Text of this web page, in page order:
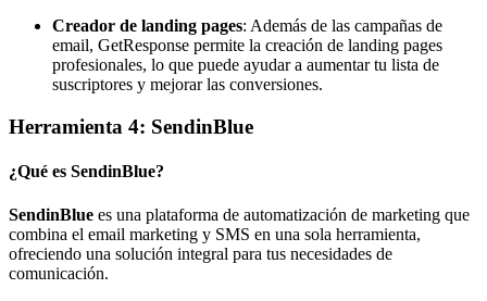
Creador de landing pages: Además de las campañas de
email, GetResponse permite la creación de landing pages
profesionales, lo que puede ayudar a aumentar tu lista de
suscriptores y mejorar las conversiones.
Herramienta 4: SendinBlue
¿Qué es SendinBlue?
SendinBlue es una plataforma de automatización de marketing que
combina el email marketing y SMS en una sola herramienta,
ofreciendo una solución integral para tus necesidades de
comunicación.